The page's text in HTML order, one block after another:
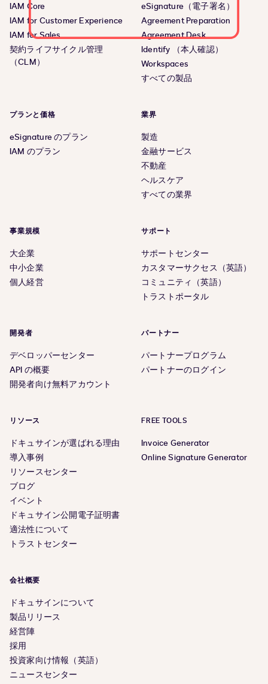
IAM Core
IAM for Customer Experience
IAM for Sales
契約ライフサイクル管理
（CLM）
eSignature（電子署名）
Agreement Preparation
Agreement Desk
Identify （本人確認）
Workspaces
すべての製品
プランと価格
eSignature のプラン
IAM のプラン
業界
製造
金融サービス
不動産
ヘルスケア
すべての業界
事業規模
大企業
中小企業
個人経営
サポート
サポートセンター
カスタマーサクセス（英語）
コミュニティ（英語）
トラストポータル
開発者
デベロッパーセンター
API の概要
開発者向け無料アカウント
パートナー
パートナープログラム
パートナーのログイン
リソース
ドキュサインが選ばれる理由
導入事例
リソースセンター
ブログ
イベント
ドキュサイン公開電子証明書
適法性について
トラストセンター
FREE TOOLS
Invoice Generator
Online Signature Generator
会社概要
ドキュサインについて
製品リリース
経営陣
採用
投資家向け情報（英語）
ニュースセンター